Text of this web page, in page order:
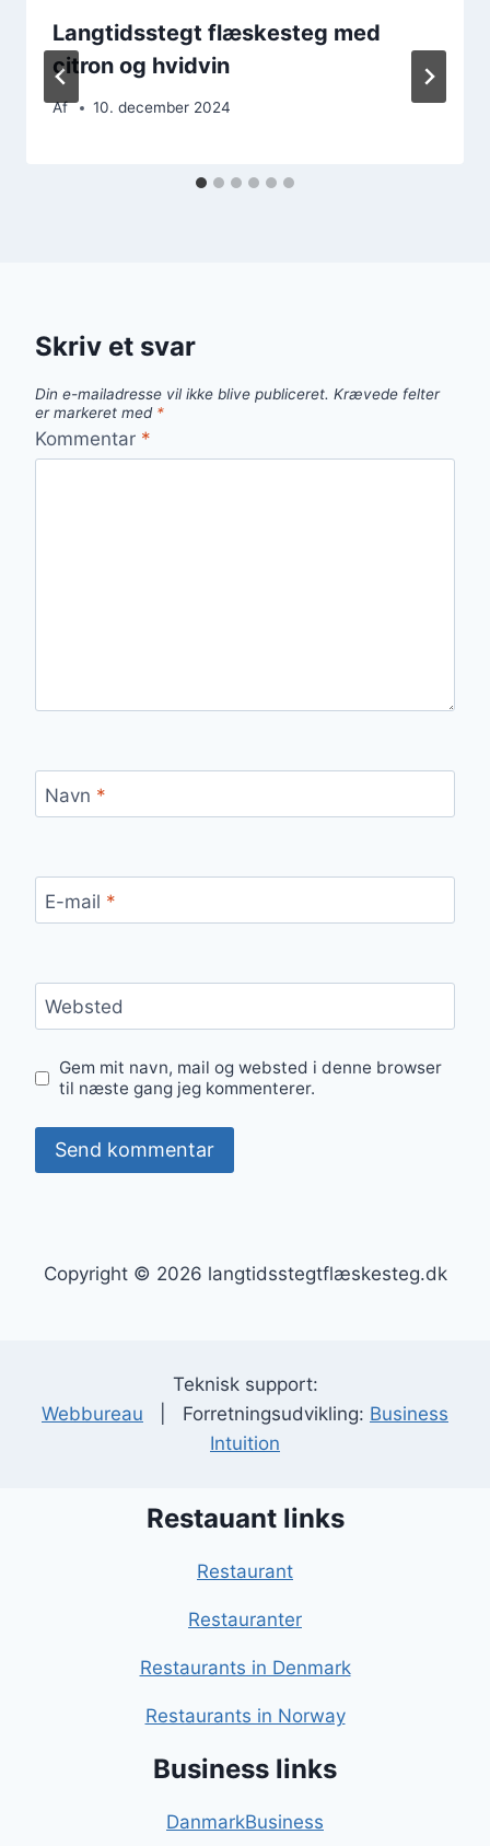
Langtidsstegt flæskesteg med
citron og hvidvin
Af 10. december 2024
Skriv et svar
Din e-mailadresse vil ikke blive publiceret. Krævede felter
er markeret med *
Kommentar *
Navn *
E-mail *
Websted
Gem mit navn, mail og websted i denne browser
til næste gang jeg kommenterer.
Copyright © 2026 langtidsstegtflæskesteg.dk
Teknisk support:
Webbureau | Forretningsudvikling: Business
Intuition
Restauant links
Restaurant
Restauranter
Restaurants in Denmark
Restaurants in Norway
Business links
DanmarkBusiness